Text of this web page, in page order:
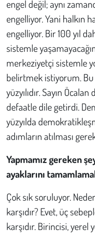
engel değil; aynı
engelliyor. Yani halkın
engelliyor. Bir 100 yıl
sistemle
merkeziyetçi sistemle
belirtmek istiyorum.
yüzyılıdır. Sayın
defaatle dile getirdi.
yüzyılda
adımların atılması
Yapmamız gereken
ayaklarını
Çok sık soruluyor.
karşıdır? Evet, üç
karşıdır. Birincisi,